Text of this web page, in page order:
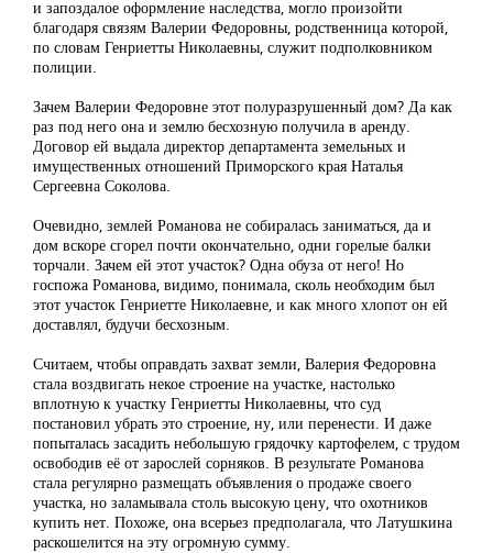
и запоздалое оформление наследства, могло произойти
благодаря связям Валерии Федоровны, родственница которой,
по словам Генриетты Николаевны, служит подполковником
полиции.
Зачем Валерии Федоровне этот полуразрушенный дом? Да как
раз под него она и землю бесхозную получила в аренду.
Договор ей выдала директор департамента земельных и
имущественных отношений Приморского края Наталья
Сергеевна Соколова.
Очевидно, землей Романова не собиралась заниматься, да и
дом вскоре сгорел почти окончательно, одни горелые балки
торчали. Зачем ей этот участок? Одна обуза от него! Но
госпожа Романова, видимо, понимала, сколь необходим был
этот участок Генриетте Николаевне, и как много хлопот он ей
доставлял, будучи бесхозным.
Считаем, чтобы оправдать захват земли, Валерия Федоровна
стала воздвигать некое строение на участке, настолько
вплотную к участку Генриетты Николаевны, что суд
постановил убрать это строение, ну, или перенести. И даже
попыталась засадить небольшую грядочку картофелем, с трудом
освободив её от зарослей сорняков. В результате Романова
стала регулярно размещать объявления о продаже своего
участка, но заламывала столь высокую цену, что охотников
купить нет. Похоже, она всерьез предполагала, что Латушкина
раскошелится на эту огромную сумму.